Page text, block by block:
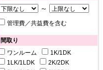
～
管理費／共益費を含む
間取り
ワンルーム
1K/1DK
1LK/1LDK
2K/2DK